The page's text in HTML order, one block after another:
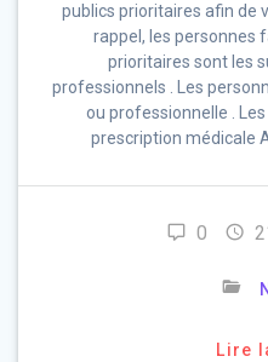
publics prioritaires afin de
rappel, les personnes
prioritaires sont les
professionnels . Les
ou professionnelle .
prescription médicale
0
Lire